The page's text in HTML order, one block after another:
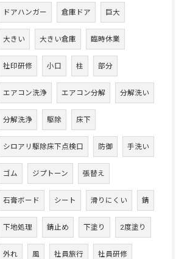
ドアハンガー 倉庫ドア 巨大
大きい 大きい倉庫 臨時休業
社印研修 小口 柱 部分
エアコン洗浄 エアコン分解 分解洗い
分解洗浄 駆除 床下
シロアリ駆除床下点検口 防御 手洗い
ゴム ジプトーン 張替え
石膏ボード シート 滑りにくい 錆
下地処理 錆止め 下塗り 2度塗り
外れ 風 社員旅行 社員研修